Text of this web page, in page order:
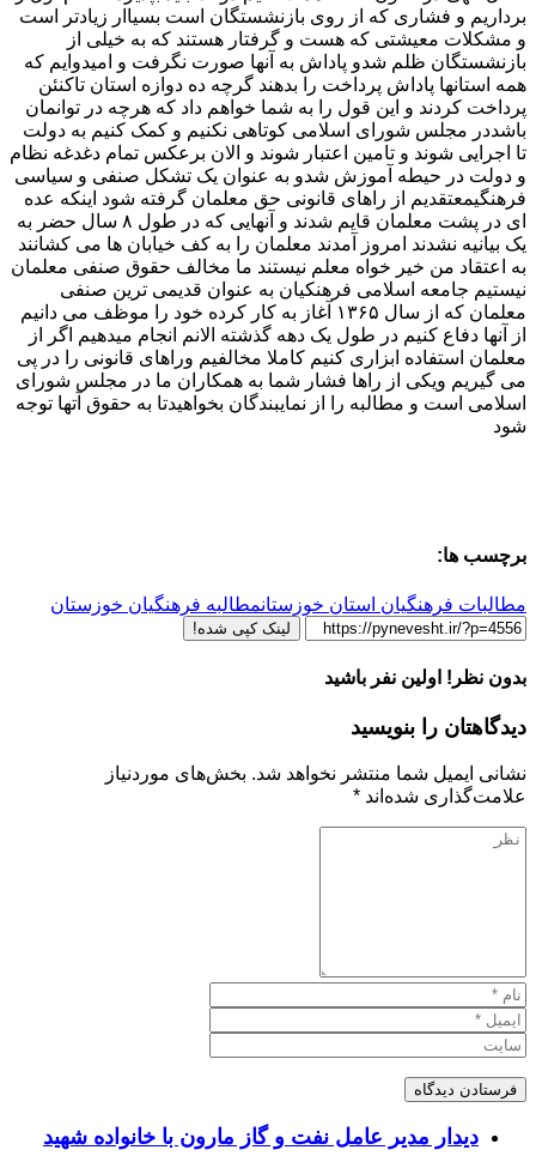
برداریم و فشاری که از روی بازنشستگان است بسیاار زیادتر است
و مشکلات معیشتی که هست و گرفتار هستند که به خیلی از
بازنشستگان ظلم شدو پاداش به آنها صورت نگرفت و امیدوایم که
همه استانها پاداش پرداخت را بدهند گرچه ده دوازه استان تاکنئن
پرداخت کردند و این قول را به شما خواهم داد که هرچه در توانمان
باشددر مجلس شورای اسلامی کوتاهی نکنیم و کمک کنیم به دولت
تا اجرایی شوند و تامین اعتبار شوند و الان برعکس تمام دغدغه نظام
و دولت در حیطه آموزش شدو به عنوان یک تشکل صنفی و سیاسی
فرهنگیمعتقدیم از راهای قانونی حق معلمان گرفته شود اینکه عده
ای در پشت معلمان قایم شدند و آنهایی که در طول ۸ سال حضر به
یک بیانیه نشدند امروز آمدند معلمان را به کف خیابان ها می کشانند
به اعتقاد من خیر خواه معلم نیستند ما مخالف حقوق صنفی معلمان
نیستیم جامعه اسلامی فرهنکیان به عنوان قدیمی ترین صنفی
معلمان که از سال ۱۳۶۵ آغاز به کار کرده خود را موظف می دانیم
از آنها دفاع کنیم در طول یک دهه گذشته الانم انجام میدهیم اگر از
معلمان استفاده ابزاری کنیم کاملا مخالفیم وراهای قانونی را در پی
می گیریم ویکی از راها فشار شما به همکاران ما در مجلس شورای
اسلامی است و مطالبه را از نمایبندگان بخواهیدتا به حقوق آتها توجه
شود
برچسب ها:
مطالبات فرهنگیان استان خوزستانمطالبه فرهنگیان خوزستان
لینک کپی شده!
بدون نظر! اولین نفر باشید
دیدگاهتان را بنویسید
نشانی ایمیل شما منتشر نخواهد شد. بخش‌های موردنیاز
علامت‌گذاری شده‌اند *
دیدار مدیر عامل نفت و گاز مارون با خانواده شهید